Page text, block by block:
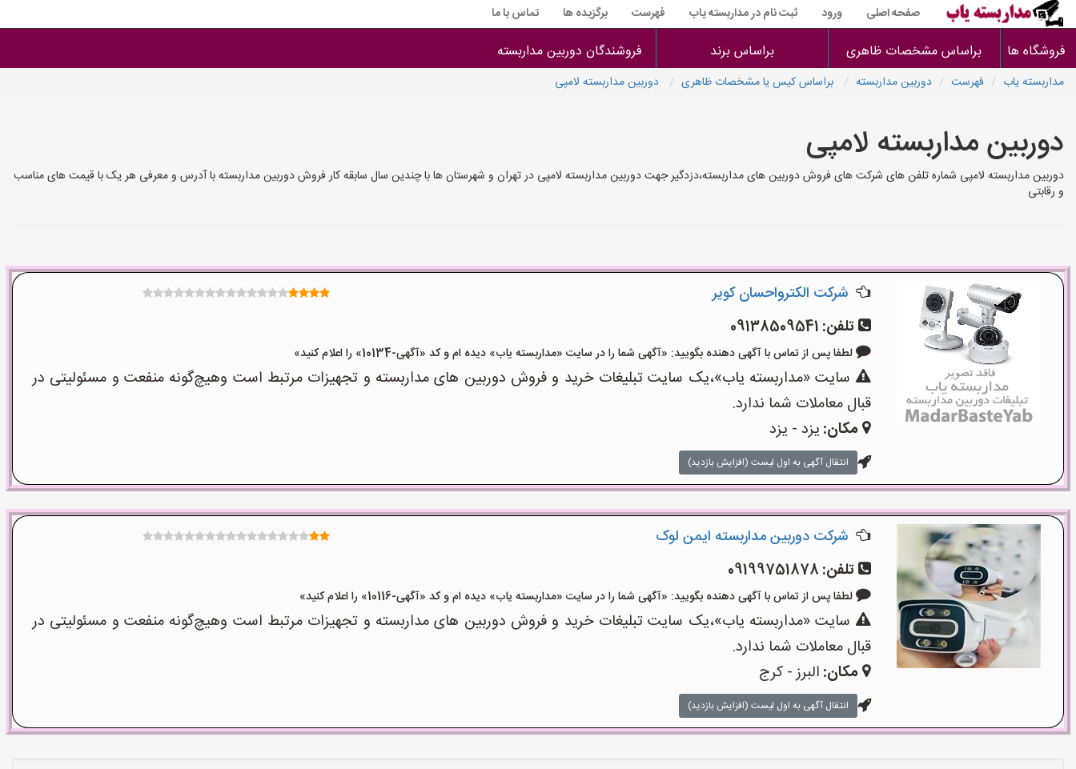
صفحه اصلی ورود ثبت نام در مداربسته یاب فهرست برگزیده ها تماس با ما
فروشگاه ها براساس مشخصات ظاهری براساس برند فروشندگان دوربین مداربسته
مداربسته یاب فهرست دوربین مداربسته براساس کیس یا مشخصات ظاهری دوربین مداربسته لامپی
دوربین مداربسته لامپی
دوربین مداربسته لامپی شماره تلفن های شرکت های فروش دوربین های مداربسته،دزدگیر جهت دوربین مداربسته لامپی در تهران و شهرستان ها با چندین سال سابقه کار فروش دوربین مداربسته با آدرس و معرفی هر یک با قیمت های مناسب
و رقابتی
شرکت الکترواحسان کویر
تلفن: 09138509541
لطفا پس از تماس با آگهی دهنده بگویید: «آگهی شما را در سایت «مداربسته یاب» دیده ام و کد «آگهی-10134» را اعلام کنید»
سایت «مداربسته یاب»،یک سایت تبلیغات خرید و فروش دوربین های مداربسته و تجهیزات مرتبط است وهیچ‌گونه منفعت و مسئولیتی در
قبال معاملات شما ندارد.
مکان: یزد - یزد
انتقال آگهی به اول لیست (افزایش بازدید)
شرکت دوربین مداربسته ایمن لوک
تلفن: 09199751878
لطفا پس از تماس با آگهی دهنده بگویید: «آگهی شما را در سایت «مداربسته یاب» دیده ام و کد «آگهی-10116» را اعلام کنید»
سایت «مداربسته یاب»،یک سایت تبلیغات خرید و فروش دوربین های مداربسته و تجهیزات مرتبط است وهیچ‌گونه منفعت و مسئولیتی در
قبال معاملات شما ندارد.
مکان: البرز - کرج
انتقال آگهی به اول لیست (افزایش بازدید)